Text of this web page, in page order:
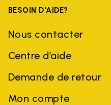
BESOIN D'AIDE?
Nous contacter
Centre d’aide
Demande de retour
Mon compte